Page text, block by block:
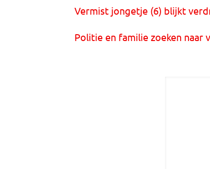
Vermist jongetje (6) blijkt
Politie en familie zoeken naar